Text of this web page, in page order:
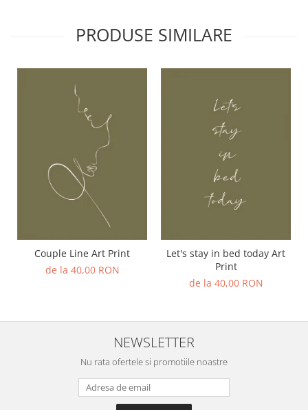
PRODUSE SIMILARE
Couple Line Art Print
de la 40,00 RON
Let's stay in bed today Art
Print
de la 40,00 RON
NEWSLETTER
Nu rata ofertele si promotiile noastre